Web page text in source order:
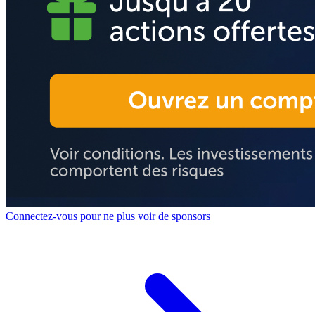
Connectez-vous pour ne plus voir de sponsors